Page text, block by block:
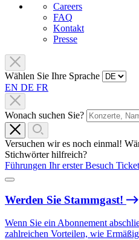
Careers
FAQ
Kontakt
Presse
Wählen Sie Ihre Sprache
EN DE FR
Wonach suchen Sie?
Versuchen wir es noch einmal!
Stichwörter hilfreich?
Führungen Ihr erster Besuch
Werden Sie Stammgast!
Wenn Sie ein Abonnement
zahlreichen Vorteilen, wie